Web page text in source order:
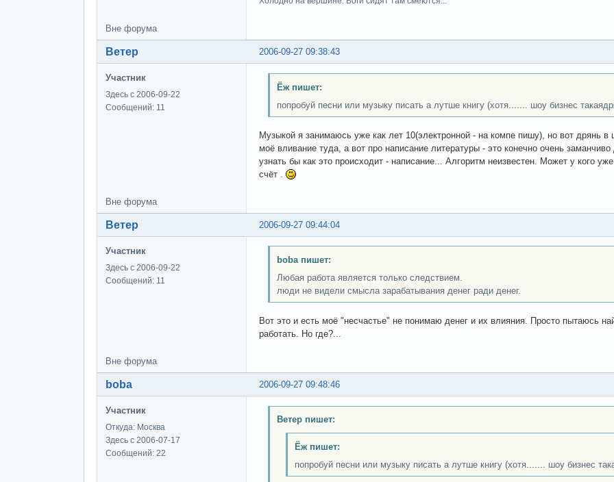
Вне форума
2006-09-27 09:38:43
Ветер
Участник
Здесь с 2006-09-22
Сообщений: 11
Ёж пишет:
попробуй песни или музыку писать а лутше книгу (хотя....... шоу бизнес
Музыкой я занимаюсь уже как лет 10(электронной - на компе пишу), но вот дрянь
моё вливание туда, а вот про написание литературы - это конечно очень
узнать бы как это происходит - написание... Алгоритм неизвестен. Может у кого
счёт .
Вне форума
2006-09-27 09:44:04
Ветер
Участник
Здесь с 2006-09-22
Сообщений: 11
boba пишет:
Любая работа является только следствием.
люди не видели смысла зарабатывания денег ради денег.
Вот это и есть моё "несчастье" не понимаю денег и их влияния. Просто пытаюсь
работать. Но где?...
Вне форума
2006-09-27 09:48:46
boba
Участник
Откуда: Москва
Здесь с 2006-07-17
Сообщений: 22
Ветер пишет:
Ёж пишет:
попробуй песни или музыку писать а лутше книгу (хотя....... шоу бизнес